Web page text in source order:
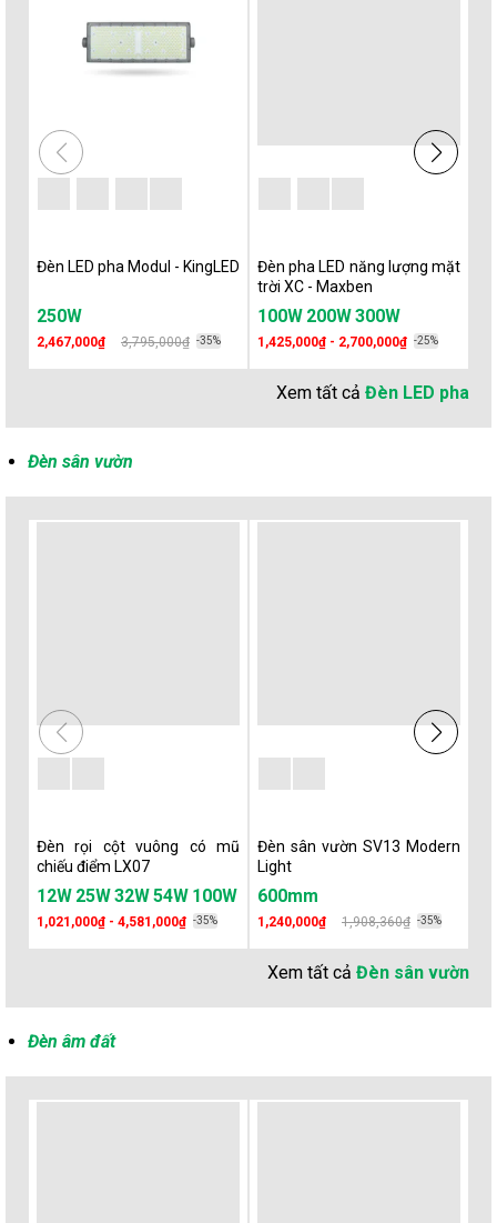
Đèn LED pha Modul - KingLED
250W
2,467,000₫ 3,795,000₫ -35%
Đèn pha LED năng lượng mặt
trời XC - Maxben
100W 200W300W
1,425,000₫ - 2,700,000₫ -25%
Xem tất cả Đèn LED pha
Đèn sân vườn
Đèn rọi cột vuông có mũ
chiếu điểm LX07
12W 25W32W54W 100W
1,021,000₫ - 4,581,000₫ -35%
Đèn sân vườn SV13 Modern
Light
600mm
1,240,000₫ 1,908,360₫ -35%
Xem tất cả Đèn sân vườn
Đèn âm đất